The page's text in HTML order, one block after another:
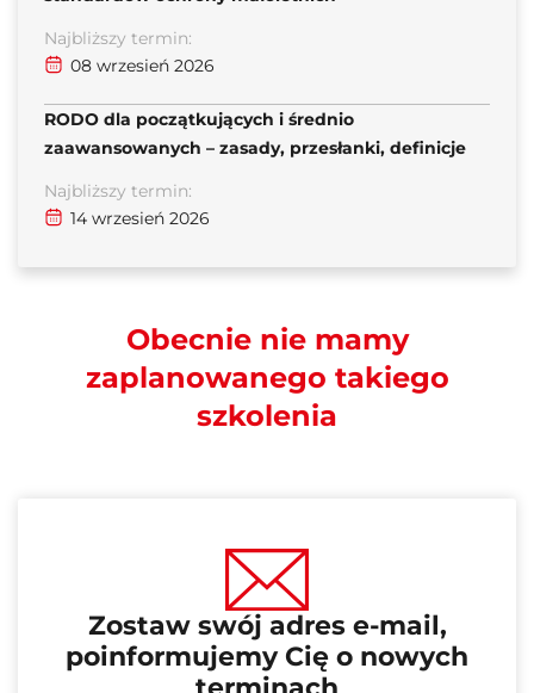
Najbliższy termin:
08 wrzesień 2026
RODO dla początkujących i średnio
zaawansowanych – zasady, przesłanki, definicje
Najbliższy termin:
14 wrzesień 2026
Obecnie nie mamy
zaplanowanego takiego
szkolenia
Zostaw swój adres e-mail,
poinformujemy Cię o nowych